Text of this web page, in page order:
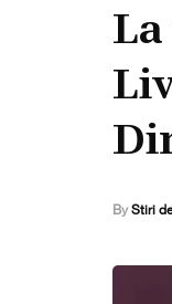
By Stiri